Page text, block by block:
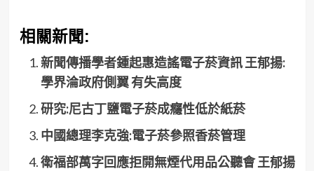
相關新聞:
新聞傳播學者鍾起惠造謠電子菸資訊 王郁揚:
學界淪政府側翼 有失高度
研究:尼古丁鹽電子菸成癮性低於紙菸
中國總理李克強:電子菸參照香菸管理
衛福部萬字回應拒開無煙代用品公聽會 王郁揚